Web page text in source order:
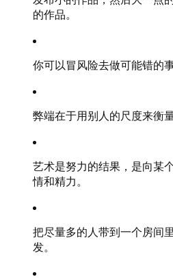
的作品。
你可以冒风险去做可能错的
弊端在于用别人的尺度来衡
艺术是努力的结果，是向某
情和精力。
把尽量多的人带到一个房间
发。